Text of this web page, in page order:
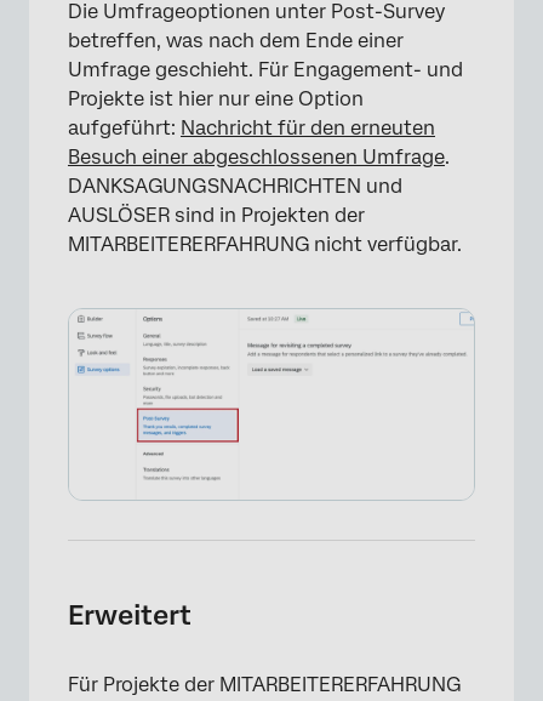
Die Umfrageoptionen unter Post-Survey
betreffen, was nach dem Ende einer
Umfrage geschieht. Für Engagement- und
Projekte ist hier nur eine Option
aufgeführt: Nachricht für den erneuten
Besuch einer abgeschlossenen Umfrage.
DANKSAGUNGSNACHRICHTEN und
AUSLÖSER sind in Projekten der
MITARBEITERERFAHRUNG nicht verfügbar.
Erweitert
Für Projekte der MITARBEITERERFAHRUNG